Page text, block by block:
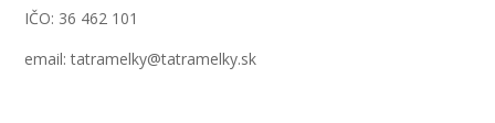
IČO: 36 462 101
email: tatramelky@tatramelky.sk